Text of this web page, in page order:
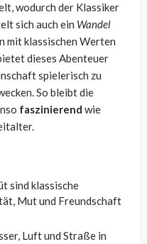
wodurch der Klassiker
sich auch ein Wandel
mit klassischen Werten
dieses Abenteuer
spielerisch zu
So bleibt die
faszinierend wie
sind klassische
Mut und Freundschaft
Luft und Straße in